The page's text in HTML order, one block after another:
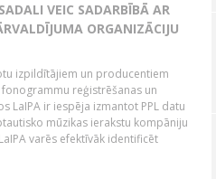
VEIC SADARBĪBĀ AR
ORGANIZĀCIJU
izpildītājiem un producentiem
reģistrēšanas un
LaIPA ir iespēja izmantot PPL datu
mūzikas ierakstu kompāniju
varēs efektīvāk identificēt